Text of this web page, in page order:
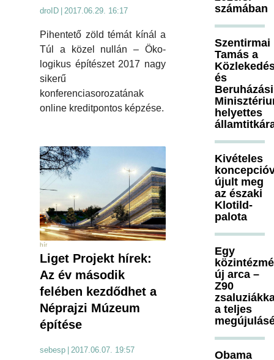
droID 2017.06.29. 16:17
Pihentető zöld témát kínál a
Túl a közel nullán – Öko-
logikus építészet 2017 nagy
sikerű
konferenciasorozatának
online kreditpontos képzése.
hír
Liget Projekt hírek:
Az év második
felében kezdődhet a
Néprajzi Múzeum
építése
sebesp 2017.06.07. 19:57
számában
Szentirmai
Tamás a
és
Beruházási
helyettes
Kivételes
újult meg
az északi
Klotild-
palota
Egy
új arca –
Z90
a teljes
Obama